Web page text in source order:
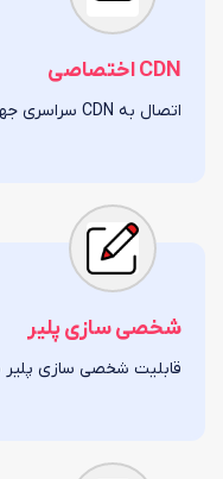
CDN اختصاصی
اتصال به CDN سراسری جهت توزیع ترافیک و افزایش پهنای باند
شخصی سازی پلیر
قابلیت شخصی سازی پلیر